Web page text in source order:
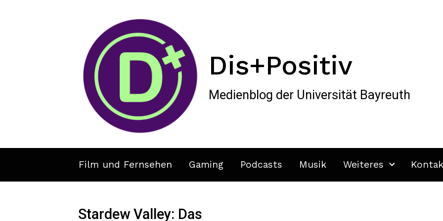
Dis+Positiv
Medienblog der Universität Bayreuth
Film und Fernsehen Gaming Podcasts Musik Weiteres
Stardew Valley: Das